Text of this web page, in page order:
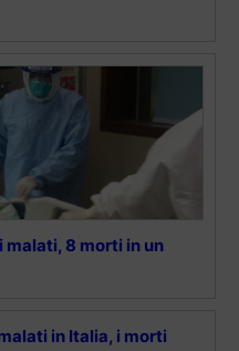
malati, 8 morti in un
in Italia, i morti